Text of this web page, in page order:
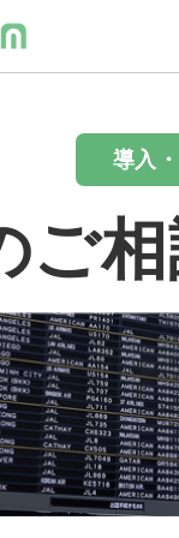
導入
ご